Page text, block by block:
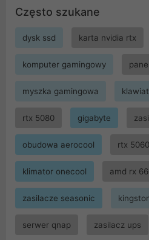
Często szukane
dysk ssd karta nvidia rtx
komputer gamingowy
myszka gamingowa
rtx 5080 gigabyte
obudowa aerocool rtx 5060
klimator onecool amd rx
zasilacze seasonic
serwer qnap zasilacz ups